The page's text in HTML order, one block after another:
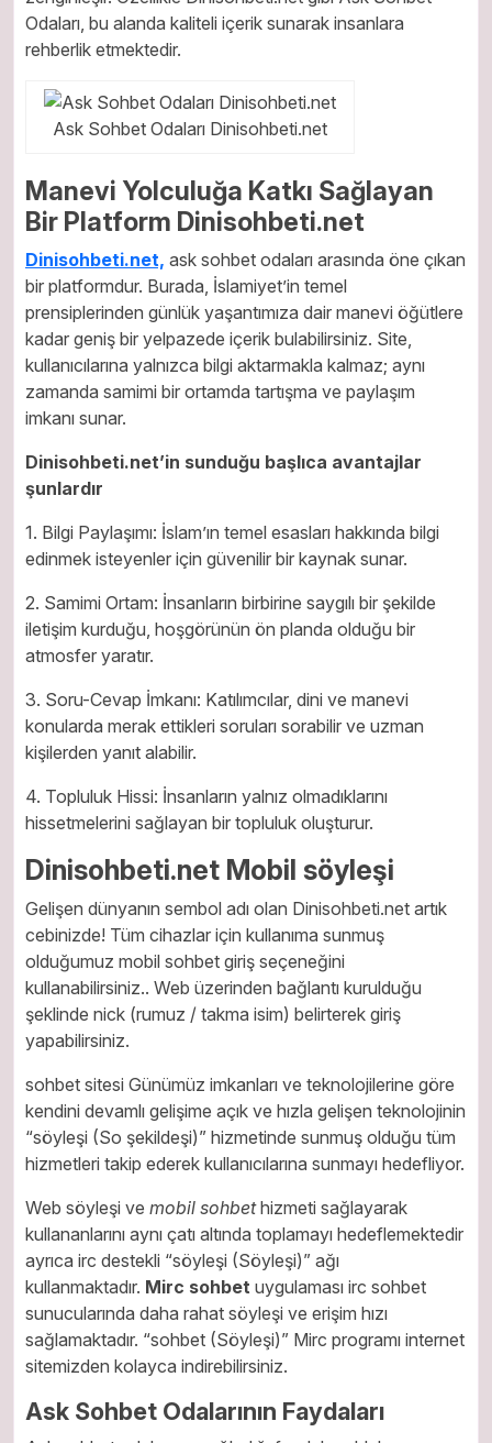
Odaları, bu alanda kaliteli içerik sunarak insanlara
rehberlik etmektedir.
Ask Sohbet Odaları Dinisohbeti.net
Manevi Yolculuğa Katkı Sağlayan
Bir Platform Dinisohbeti.net
Dinisohbeti.net, ask sohbet odaları arasında öne çıkan
bir platformdur. Burada, İslamiyet’in temel
prensiplerinden günlük yaşantımıza dair manevi öğütlere
kadar geniş bir yelpazede içerik bulabilirsiniz. Site,
kullanıcılarına yalnızca bilgi aktarmakla kalmaz; aynı
zamanda samimi bir ortamda tartışma ve paylaşım
imkanı sunar.
Dinisohbeti.net’in sunduğu başlıca avantajlar
şunlardır
1. Bilgi Paylaşımı: İslam’ın temel esasları hakkında bilgi
edinmek isteyenler için güvenilir bir kaynak sunar.
2. Samimi Ortam: İnsanların birbirine saygılı bir şekilde
iletişim kurduğu, hoşgörünün ön planda olduğu bir
atmosfer yaratır.
3. Soru-Cevap İmkanı: Katılımcılar, dini ve manevi
konularda merak ettikleri soruları sorabilir ve uzman
kişilerden yanıt alabilir.
4. Topluluk Hissi: İnsanların yalnız olmadıklarını
hissetmelerini sağlayan bir topluluk oluşturur.
Dinisohbeti.net Mobil söyleşi
Gelişen dünyanın sembol adı olan Dinisohbeti.net artık
cebinizde! Tüm cihazlar için kullanıma sunmuş
olduğumuz mobil sohbet giriş seçeneğini
kullanabilirsiniz.. Web üzerinden bağlantı kurulduğu
şeklinde nick (rumuz / takma isim) belirterek giriş
yapabilirsiniz.
sohbet sitesi Günümüz imkanları ve teknolojilerine göre
kendini devamlı gelişime açık ve hızla gelişen teknolojinin
“söyleşi (So şekildeşi)” hizmetinde sunmuş olduğu tüm
hizmetleri takip ederek kullanıcılarına sunmayı hedefliyor.
Web söyleşi ve mobil sohbethizmeti sağlayarak
kullananlarını aynı çatı altında toplamayı hedeflemektedir
ayrıca irc destekli “söyleşi (Söyleşi)” ağı
kullanmaktadır. Mirc sohbet uygulaması irc sohbet
sunucularında daha rahat söyleşi ve erişim hızı
sağlamaktadır. “sohbet (Söyleşi)” Mirc programı internet
sitemizden kolayca indirebilirsiniz.
Ask Sohbet Odalarının Faydaları